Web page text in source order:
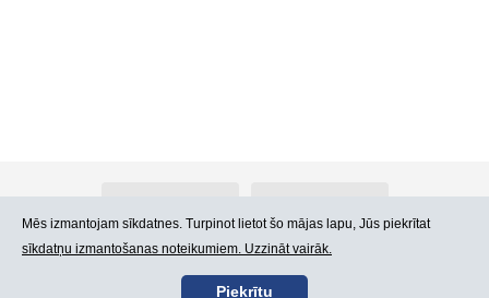
Kontakti Lietošanas noteikumi
Mēs izmantojam sīkdatnes. Turpinot lietot šo mājas lapu, Jūs piekrītat
sīkdatņu izmantošanas noteikumiem. Uzzināt vairāk.
Piekrītu